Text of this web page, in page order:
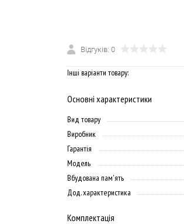
Відгуків: 0
Інші варіанти товару:
Основні характеристики
Вид товару
Виробник
Гарантія
Модель
Вбудована пам'ять
Дод. характеристика
Комплектація